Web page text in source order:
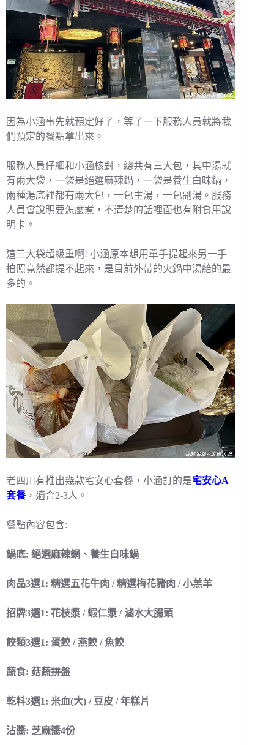
因為小涵事先就預定好了，等了一下服務人員就將我
們預定的餐點拿出來。
服務人員仔細和小涵核對，總共有三大包，其中湯就
有兩大袋，一袋是絕選麻辣鍋，一袋是養生白味鍋，
兩種湯底裡都有兩大包，一包主湯，一包副湯。服務
人員會說明要怎麼煮，不清楚的話裡面也有附食用說
明卡。
這三大袋超級重啊! 小涵原本想用單手提起來另一手
拍照竟然都提不起來，是目前外帶的火鍋中湯給的最
多的。
老四川有推出幾款宅安心套餐，小涵訂的是宅安心A
套餐，適合2-3人。
餐點內容包含:
鍋底: 絕選麻辣鍋、養生白味鍋
肉品3選1: 精選五花牛肉 / 精選梅花豬肉 / 小羔羊
招牌3選1: 花枝漿 / 蝦仁漿 / 滷水大腸頭
餃類3選1: 蛋餃 / 燕餃 / 魚餃
蔬食: 菇蔬拼盤
乾料3選1: 米血(大) / 豆皮 / 年糕片
沾醬: 芝麻醬4份